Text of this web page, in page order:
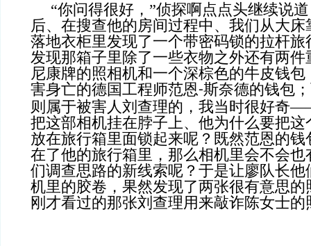
“你问得很好，”侦探啊点点头继续说
后、在搜查他的房间过程中、我们从大
落地衣柜里发现了一个带密码锁的拉杆
发现那箱子里除了一些衣物之外还有两
尼康牌的照相机和一个深棕色的牛皮钱
害身亡的德国工程师范恩-斯奈德的钱包
则属于被害人刘查理的，我当时很好奇
把这部相机挂在脖子上、他为什么要把
放在旅行箱里面锁起来呢？既然范恩的
在了他的旅行箱里，那么相机里会不会
们调查思路的新线索呢？于是让廖队长
机里的胶卷，果然发现了两张很有意思
刚才看过的那张刘查理用来敲诈陈女士